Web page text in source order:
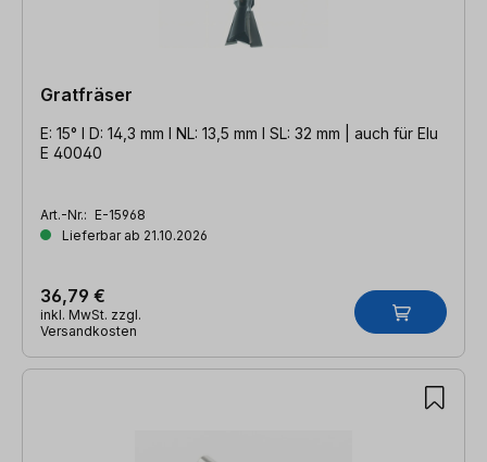
Gratfräser
E: 15° l D: 14,3 mm l NL: 13,5 mm l SL: 32 mm | auch für Elu
E 40040
Art.-Nr.: E-15968
Lieferbar ab 21.10.2026
36,79 €
inkl. MwSt. zzgl.
Versandkosten